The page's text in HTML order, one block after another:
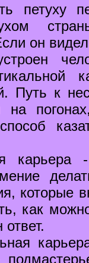
петуху
он
Путь к
на
карьера
которые
как